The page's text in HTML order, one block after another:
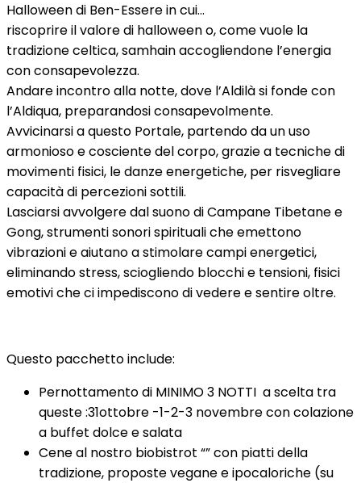
Halloween di Ben-Essere in cui…
riscoprire il valore di halloween o, come vuole la
tradizione celtica, samhain accogliendone l’energia
con consapevolezza.
Andare incontro alla notte, dove l’Aldilà si fonde con
l’Aldiqua, preparandosi consapevolmente.
Avvicinarsi a questo Portale, partendo da un uso
armonioso e cosciente del corpo, grazie a tecniche di
movimenti fisici, le danze energetiche, per risvegliare
capacità di percezioni sottili.
Lasciarsi avvolgere dal suono di Campane Tibetane e
Gong, strumenti sonori spirituali che emettono
vibrazioni e aiutano a stimolare campi energetici,
eliminando stress, sciogliendo blocchi e tensioni, fisici
emotivi che ci impediscono di vedere e sentire oltre.
Questo pacchetto include:
Pernottamento di MINIMO 3 NOTTI a scelta tra
queste :31ottobre -1-2-3 novembre con colazione
a buffet dolce e salata
Cene al nostro biobistrot “” con piatti della
tradizione, proposte vegane e ipocaloriche (su